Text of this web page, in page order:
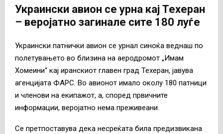
Украински авион се урна кај Техеран
– веројатно загинале сите 180 луѓе
Украински патнички авион се урнал синоќа веднаш по
полетувањето во близина на аеродромот „Имам
Хомеини“ кај иранскиот главен град Техеран, јавува
агенцијата ФАРС. Во авионот имало околу 180 патници
и членови на екипажот, а, според првичните
информации, веројатно нема преживеани.
Се претпоставува дека несреќата била предизвикана